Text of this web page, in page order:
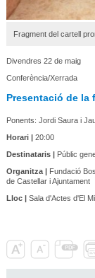
Fragment del cartell
Divendres 22 de maig
Conferència/Xerrada
Presentació de la
Ponents: Jordi Saura i
Horari |20:00
Destinataris |Públic
Organitza |Fundació
de Castellar i Ajuntament
Lloc |Sala d'Actes d'El